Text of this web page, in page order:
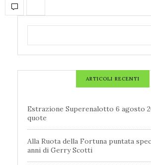
ARTICOLI RECENTI
Estrazione Superenalotto 6 agosto
quote
Alla Ruota della Fortuna puntata
anni di Gerry Scotti